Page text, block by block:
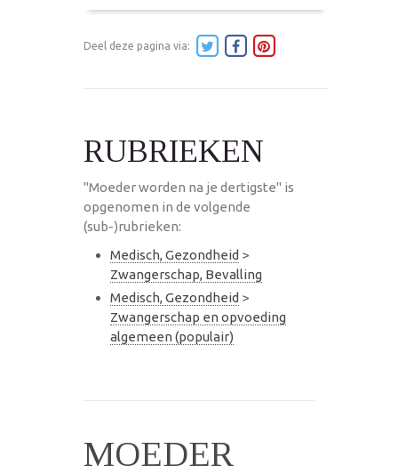
Deel deze pagina via:
RUBRIEKEN
"Moeder worden na je dertigste" is
opgenomen in de volgende
(sub-)rubrieken:
Medisch, Gezondheid >
Zwangerschap, Bevalling
Medisch, Gezondheid >
Zwangerschap en opvoeding
algemeen (populair)
MOEDER